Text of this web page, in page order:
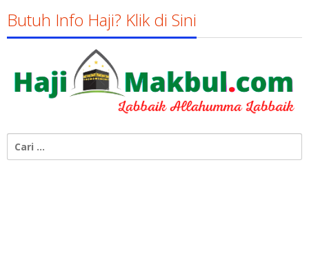
Butuh Info Haji? Klik di Sini
untuk: